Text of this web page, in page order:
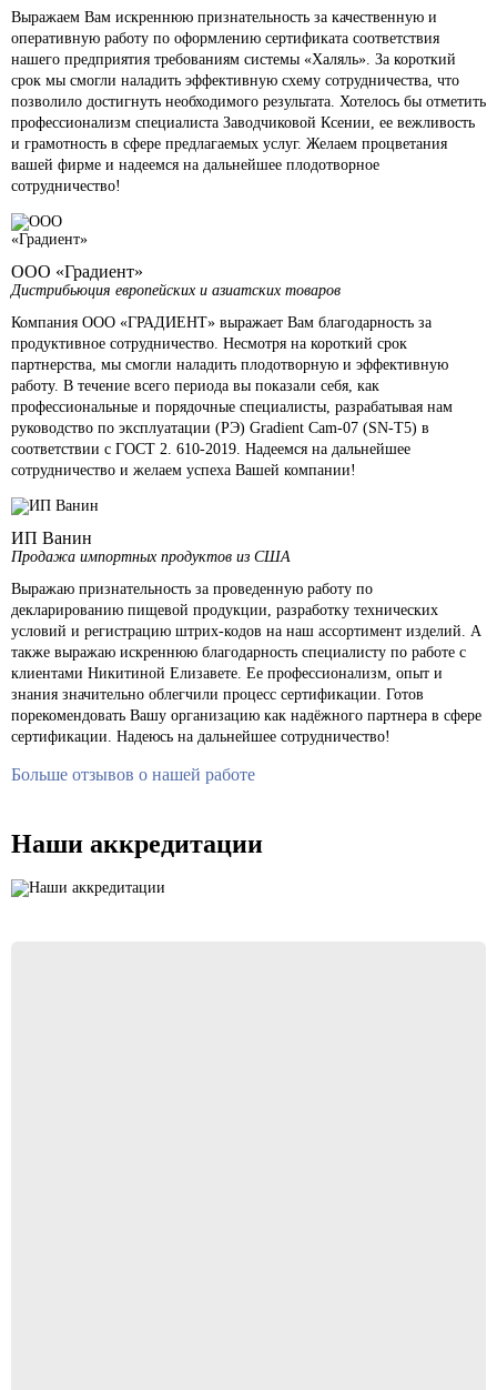
Выражаем Вам искреннюю признательность за качественную и
оперативную работу по оформлению сертификата соответствия
нашего предприятия требованиям системы «Халяль». За короткий
срок мы смогли наладить эффективную схему сотрудничества, что
позволило достигнуть необходимого результата. Хотелось бы отметить
профессионализм специалиста Заводчиковой Ксении, ее вежливость
и грамотность в сфере предлагаемых услуг. Желаем процветания
вашей фирме и надеемся на дальнейшее плодотворное
сотрудничество!
ООО «Градиент»
Дистрибьюция европейских и азиатских товаров
Компания ООО «ГРАДИЕНТ» выражает Вам благодарность за
продуктивное сотрудничество. Несмотря на короткий срок
партнерства, мы смогли наладить плодотворную и эффективную
работу. В течение всего периода вы показали себя, как
профессиональные и порядочные специалисты, разрабатывая нам
руководство по эксплуатации (РЭ) Gradient Cam-07 (SN-T5) в
соответствии с ГОСТ 2. 610-2019. Надеемся на дальнейшее
сотрудничество и желаем успеха Вашей компании!
ИП Ванин
Продажа импортных продуктов из США
Выражаю признательность за проведенную работу по
декларированию пищевой продукции, разработку технических
условий и регистрацию штрих-кодов на наш ассортимент изделий. А
также выражаю искреннюю благодарность специалисту по работе с
клиентами Никитиной Елизавете. Ее профессионализм, опыт и
знания значительно облегчили процесс сертификации. Готов
порекомендовать Вашу организацию как надёжного партнера в сфере
сертификации. Надеюсь на дальнейшее сотрудничество!
Больше отзывов о нашей работе
Наши аккредитации